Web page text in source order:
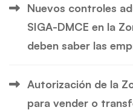
Nuevos controles
SIGA-DMCE en la
deben saber las
Autorización de la
para vender o